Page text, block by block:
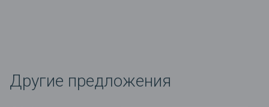
Другие предложения